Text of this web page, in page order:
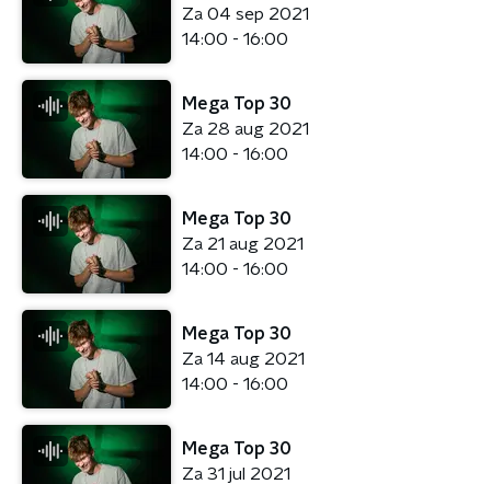
Za 04 sep 2021
14:00 - 16:00
Mega Top 30
Za 28 aug 2021
14:00 - 16:00
Mega Top 30
Za 21 aug 2021
14:00 - 16:00
Mega Top 30
Za 14 aug 2021
14:00 - 16:00
Mega Top 30
Za 31 jul 2021